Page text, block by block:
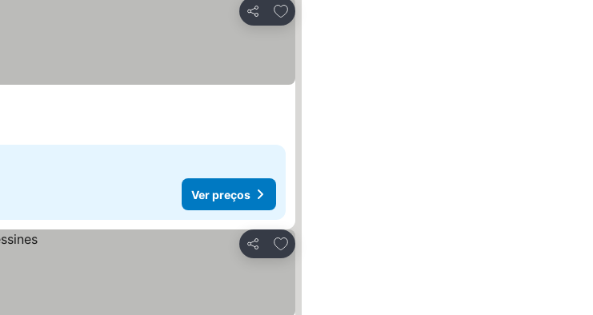
Partilhar
Adicionar aos favoritos
Ver preços
Partilhar
Adicionar aos favoritos